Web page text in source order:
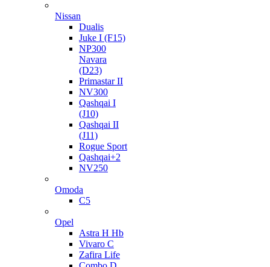
Nissan
Dualis
Juke I (F15)
NP300
Navara
(D23)
Primastar II
NV300
Qashqai I
(J10)
Qashqai II
(J11)
Rogue Sport
Qashqai+2
NV250
Omoda
C5
Opel
Astra H Hb
Vivaro C
Zafira Life